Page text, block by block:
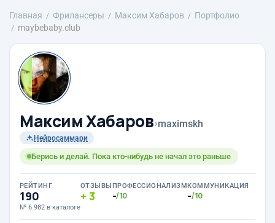
Главная Фрилансеры Максим Хабаров
Портфолио
maybebaby.club
Максим Хабаров›maximskh
Нейросаммари
Берись и делай. Пока кто-нибудь не начал это раньше
РЕЙТИНГ
190
№ 6 982 в каталоге
ОТЗЫВЫ
3
ПРОФЕССИОНАЛИЗМ
-/10
КОММУНИКАЦИЯ
-/10